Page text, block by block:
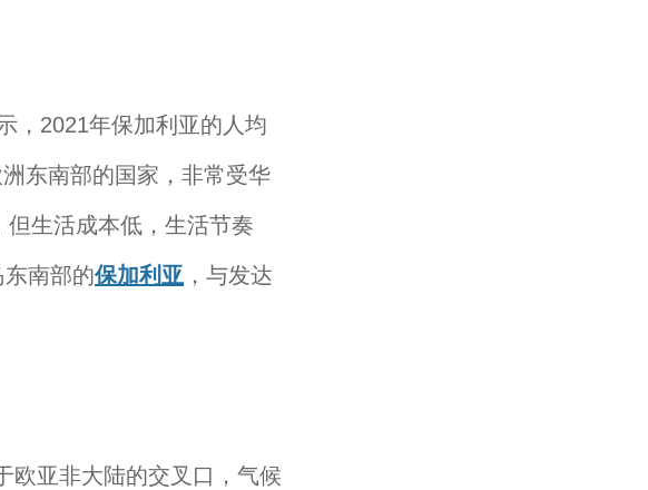
2021年保加利亚的人均
东南部的国家，非常受华
生活成本低，生活节奏
南部的保加利亚 ，与发达
亚非大陆的交叉口，气候